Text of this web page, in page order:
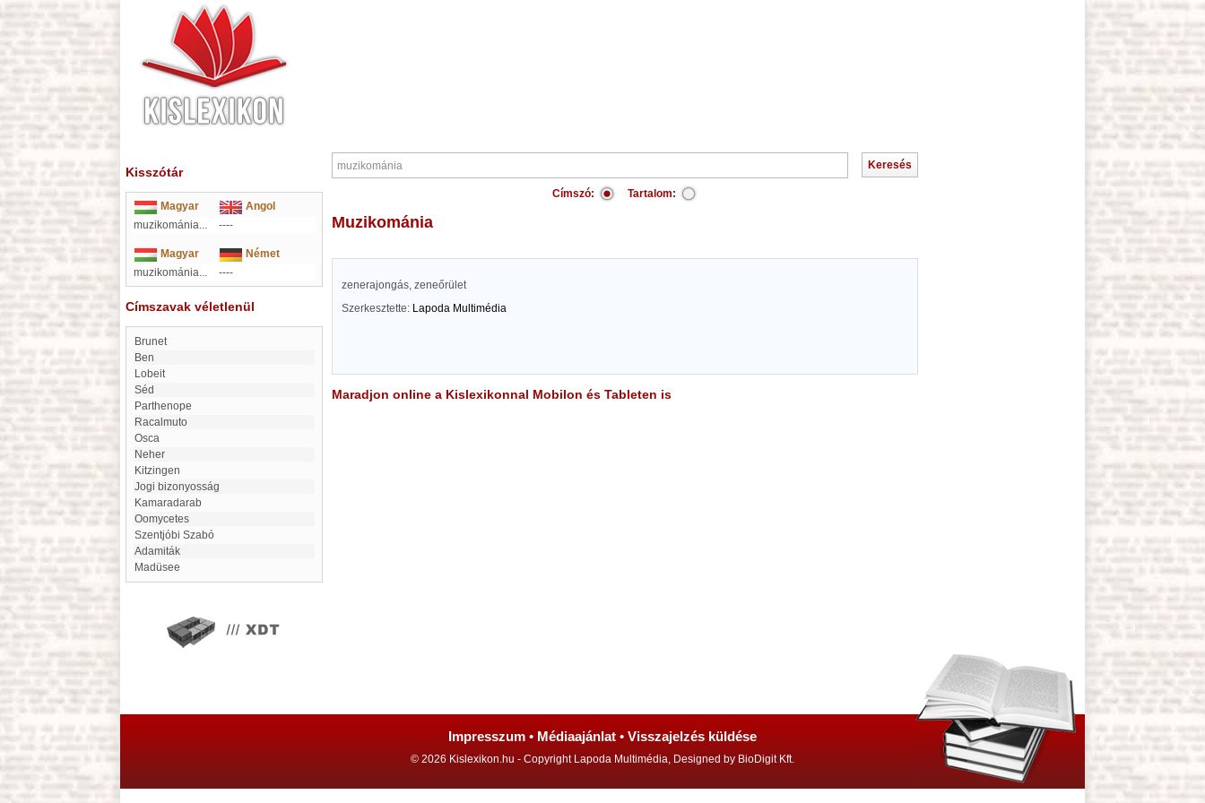
Kisszótár
Magyar
Angol
muzikománia...
----
Magyar
Német
muzikománia...
----
Címszavak véletlenül
Brunet
Ben
Lobeit
Séd
Parthenope
Racalmuto
Osca
Neher
Kitzingen
Jogi bizonyosság
kamaradarab
Oomycetes
Szentjóbi Szabó
adamiták
Madüsee
Címszó: Tartalom:
muzikománia
zenerajongás, zeneőrület
Szerkesztette: Lapoda Multimédia
Maradjon online a Kislexikonnal Mobilon és Tableten is
Impresszum • Médiaajánlat • Visszajelzés küldése
© 2026 Kislexikon.hu - Copyright Lapoda Multimédia, Designed by BioDigit Kft.